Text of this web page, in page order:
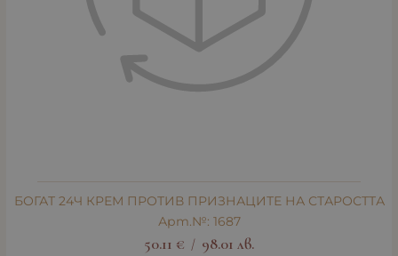
БОГАТ 24Ч КРЕМ ПРОТИВ ПРИЗНАЦИТЕ НА СТАРОСТТА
Арт.№: 1687
50.11 € / 98.01 лв.